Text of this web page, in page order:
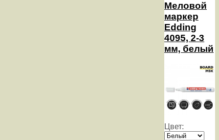
Меловой
маркер
Edding
4095, 2-3
мм, белый
Цвет: